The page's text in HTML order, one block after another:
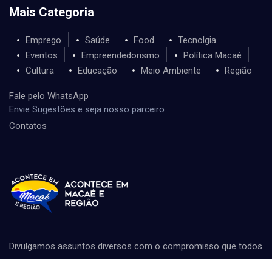
Mais Categoria
Emprego Saúde Food
Tecnolgia
Eventos
Empreendedorismo
Política Macaé
Cultura
Educação Meio Ambiente Região
Fale pelo WhatsApp
Envie Sugestões e seja nosso parceiro
Contatos
Divulgamos assuntos diversos com o compromisso que todos